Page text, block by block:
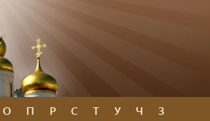
О П Р С Т У Ч З